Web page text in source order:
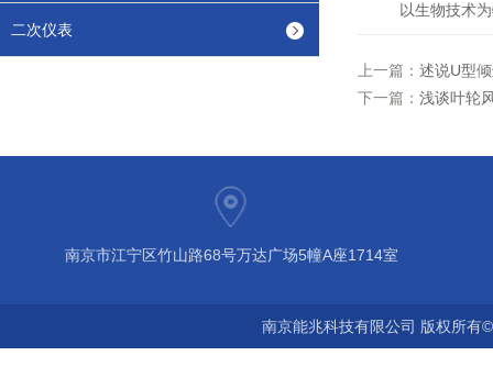
二次仪表
以生物技术为
上一篇： 述说U型
下一篇： 浅谈叶轮
南京市江宁区竹山路68号万达广场5幢A座1714室
南京能兆科技有限公司 版权所有